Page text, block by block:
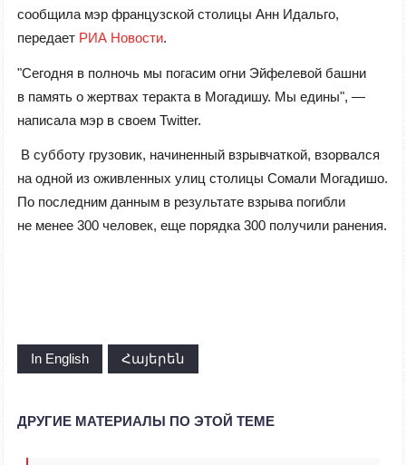
сообщила мэр французской столицы Анн Идальго,
передает РИА Новости.
"Сегодня в полночь мы погасим огни Эйфелевой башни
в память о жертвах теракта в Могадишу. Мы едины", —
написала мэр в своем Twitter.
В субботу грузовик, начиненный взрывчаткой, взорвался
на одной из оживленных улиц столицы Сомали Могадишо.
По последним данным в результате взрыва погибли
не менее 300 человек, еще порядка 300 получили ранения.
In English Հայերեն
ДРУГИЕ МАТЕРИАЛЫ ПО ЭТОЙ ТЕМЕ